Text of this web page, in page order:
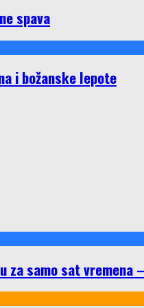
spava
i božanske lepote
za samo sat vremena